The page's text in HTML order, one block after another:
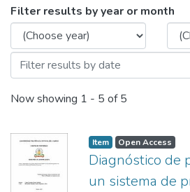
Browsing
Filter results by year or month
Now showing 1 - 5 of 5
Item Open Access
Diagnóstico de
un sistema de